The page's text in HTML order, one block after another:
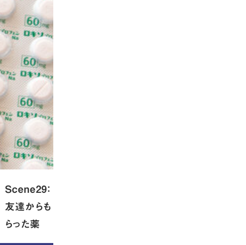
Scene29：
友達からも
らった薬